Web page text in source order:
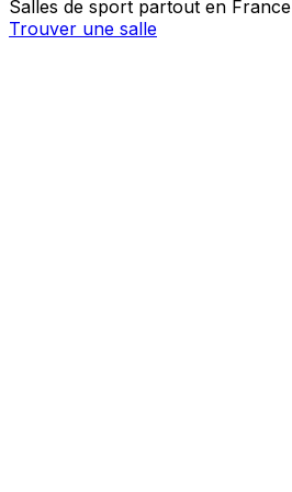
Salles de sport partout en France
Trouver une salle